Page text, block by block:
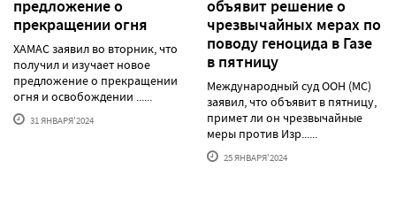
предложение о
прекращении огня
ХАМАС заявил во вторник, что
получил и изучает новое
предложение о прекращении
огня и освобождении ......
31 ЯНВАРЯ'2024
объявит решение о
чрезвычайных мерах по
поводу геноцида в Газе
в пятницу
Международный суд ООН (МС)
заявил, что объявит в пятницу,
примет ли он чрезвычайные
меры против Изр......
25 ЯНВАРЯ'2024